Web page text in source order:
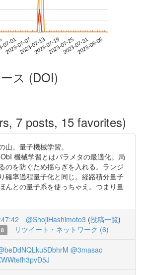
01
2023-07-072023-07-132023-07-192023-07-252023-07-312023-08-06
ス (DOI)
7 posts, 15 favorites)
山。量子機械学習。
機械学習とはパラメタの最適化。局
のを防ぐため揺らぎを入れる。ランジ
確率過程量子化と同じ。経路積分量子
んとの量子系を使っちゃえ。つまり量
@ShojiHashimoto3 (投稿一覧)
リツイート・ネットワーク (6)
@3masao